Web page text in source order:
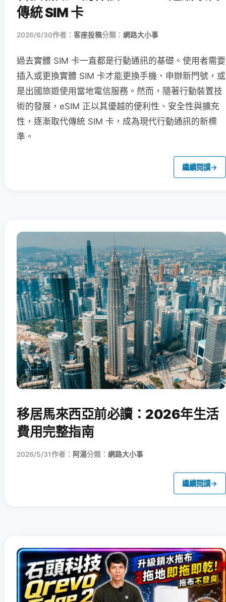
傳統 SIM 卡
2026/6/30作者： 客座投稿分類： 網路大小事
過去實體 SIM 卡一直都是行動通訊的基礎。使用者需要
插入或更換實體 SIM 卡才能更換手機、申辦新門號，或
是出國旅遊使用當地電信服務。然而，隨著行動裝置技
術的發展，eSIM 正以其優越的便利性、安全性與擴充
性，逐漸取代傳統 SIM 卡，成為現代行動通訊的新標
準。
繼續閱讀→
移居馬來西亞前必讀：2026年生活
費用完整指南
2026/5/31作者： 阿湯分類： 網路大小事
繼續閱讀→